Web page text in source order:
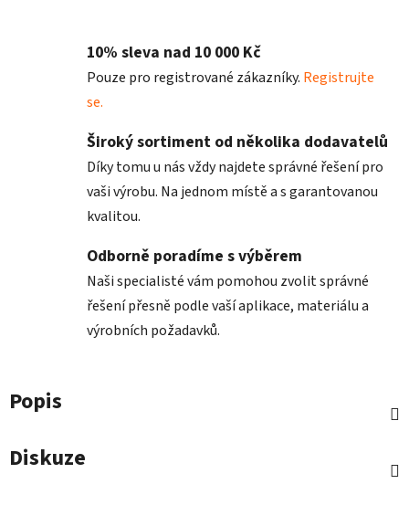
10% sleva nad 10 000 Kč
Pouze pro registrované zákazníky. Registrujte
se.
Široký sortiment od několika dodavatelů
Díky tomu u nás vždy najdete správné řešení pro
vaši výrobu. Na jednom místě a s garantovanou
kvalitou.
Odborně poradíme s výběrem
Naši specialisté vám pomohou zvolit správné
řešení přesně podle vaší aplikace, materiálu a
výrobních požadavků.
Popis
Diskuze